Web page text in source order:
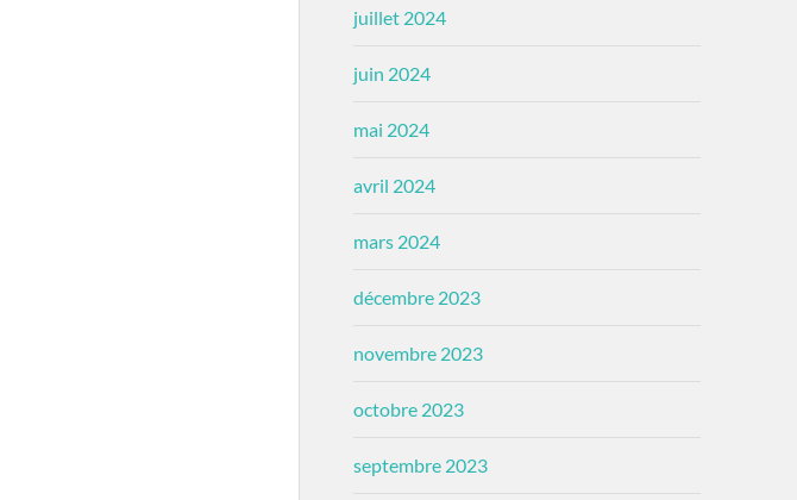
juillet 2024
juin 2024
mai 2024
avril 2024
mars 2024
décembre 2023
novembre 2023
octobre 2023
septembre 2023